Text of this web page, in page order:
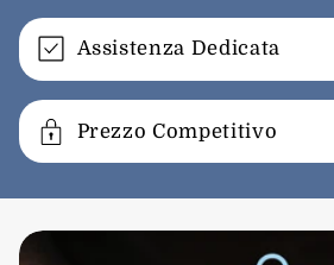
Assistenza Dedicata
Prezzo Competitivo